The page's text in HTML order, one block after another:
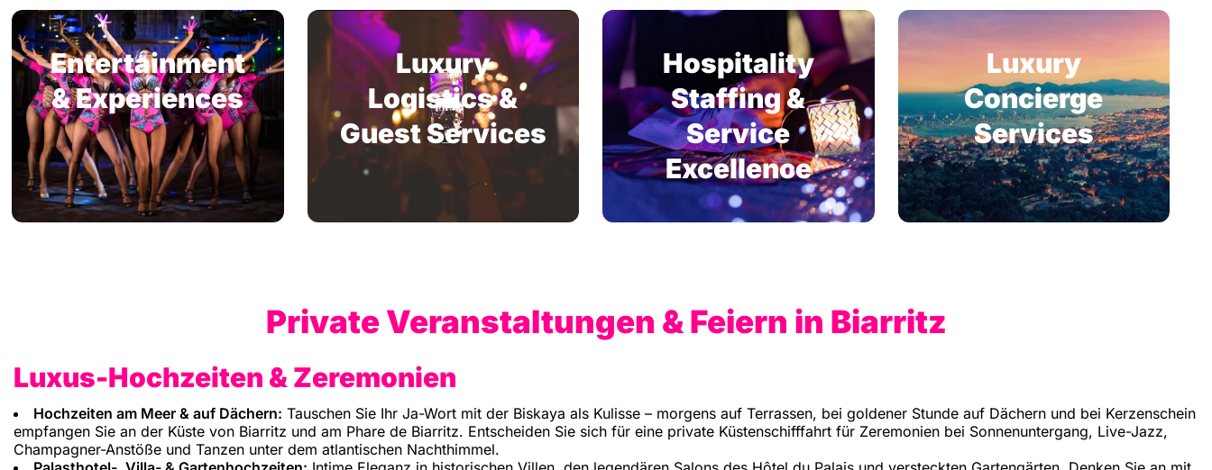
Entertainment
& Experiences
Luxury
Logistics &
Guest Services
Hospitality
Staffing &
Service
Excellence
Luxury
Concierge
Services
Private Veranstaltungen & Feiern in Biarritz
Luxus-Hochzeiten & Zeremonien
Hochzeiten am Meer & auf Dächern: Tauschen Sie Ihr Ja-Wort mit der Biskaya als Kulisse – morgens auf Terrassen, bei goldener Stunde auf Dächern und bei Kerzenschein
empfangen Sie an der Küste von Biarritz und am Phare de Biarritz. Entscheiden Sie sich für eine private Küstenschifffahrt für Zeremonien bei Sonnenuntergang, Live-Jazz,
Champagner-Anstöße und Tanzen unter dem atlantischen Nachthimmel.